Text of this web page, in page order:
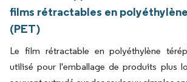
films rétractables en
(PET)
Le film rétractable en polyéthylène
utilisé pour l'emballage de produits plus